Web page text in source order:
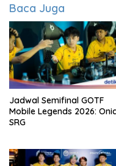
Baca Juga
Jadwal Semifinal GOTF
Mobile Legends 2026:
SRG